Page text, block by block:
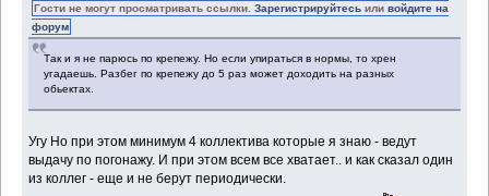
Гости не могут просматривать ссылки.Зарегистрируйтесь иливойдите на
форум
Так и я не парюсь по крепежу. Но если упираться в нормы, то хрен
угадаешь. Разбег по крепежу до 5 раз может доходить на разных
обьектах.
Угу Но при этом минимум 4 коллектива которые я знаю - ведут
выдачу по погонажу. И при этом всем все хватает.. и как сказал один
из коллег - еще и не берут периодически.